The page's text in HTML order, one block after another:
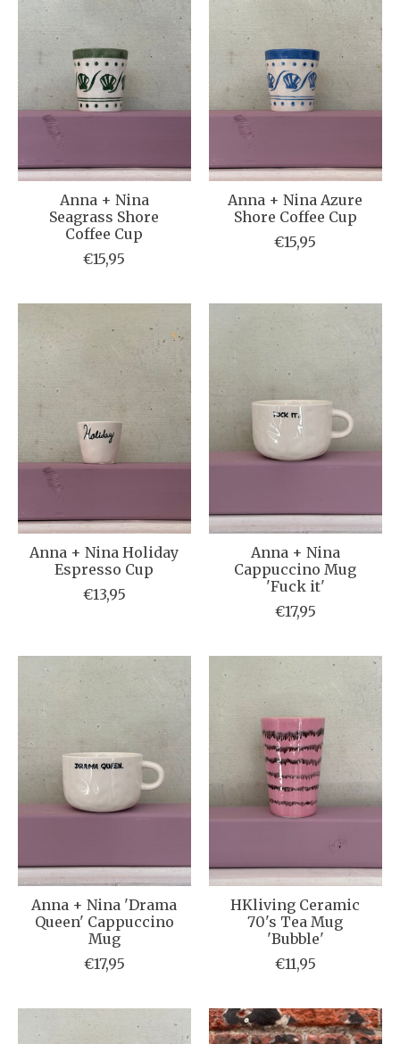
Anna + Nina
Seagrass Shore
Coffee Cup
€15,95
Anna + Nina Azure
Shore Coffee Cup
€15,95
Anna + Nina Holiday
Espresso Cup
€13,95
Anna + Nina
Cappuccino Mug
'Fuck it'
€17,95
Anna + Nina 'Drama
Queen' Cappuccino
Mug
€17,95
HKliving Ceramic
70's Tea Mug
'Bubble'
€11,95